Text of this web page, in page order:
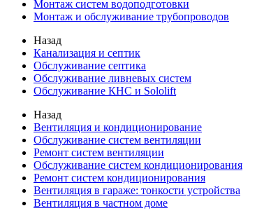
Монтаж систем водоподготовки
Монтаж и обслуживание трубопроводов
Назад
Канализация и септик
Обслуживание септика
Обслуживание ливневых систем
Обслуживание КНС и Sololift
Назад
Вентиляция и кондиционирование
Обслуживание систем вентиляции
Ремонт систем вентиляции
Обслуживание систем кондиционирования
Ремонт систем кондиционирования
Вентиляция в гараже: тонкости устройства
Вентиляция в частном доме